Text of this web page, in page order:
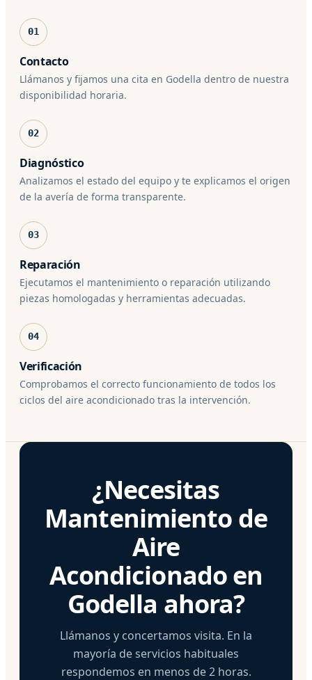
01
Contacto
Llámanos y fijamos una cita en Godella dentro de nuestra
disponibilidad horaria.
02
Diagnóstico
Analizamos el estado del equipo y te explicamos el origen
de la avería de forma transparente.
03
Reparación
Ejecutamos el mantenimiento o reparación utilizando
piezas homologadas y herramientas adecuadas.
04
Verificación
Comprobamos el correcto funcionamiento de todos los
ciclos del aire acondicionado tras la intervención.
¿Necesitas
Mantenimiento de
Aire
Acondicionado en
Godella ahora?
Llámanos y concertamos visita. En la
mayoría de servicios habituales
respondemos en menos de 2 horas.